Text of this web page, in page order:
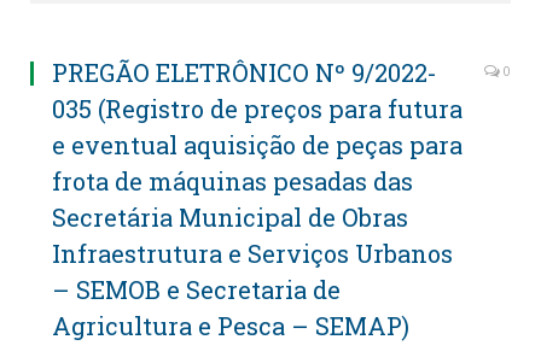
PREGÃO ELETRÔNICO Nº 9/2022-
035 (Registro de preços para futura
e eventual aquisição de peças para
frota de máquinas pesadas das
Secretária Municipal de Obras
Infraestrutura e Serviços Urbanos
– SEMOB e Secretaria de
Agricultura e Pesca – SEMAP)
0